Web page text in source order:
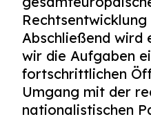
Rechtsentwicklung
Abschließend
wir die Aufgaben
fortschrittlichen
Umgang mit der
nationalistischen